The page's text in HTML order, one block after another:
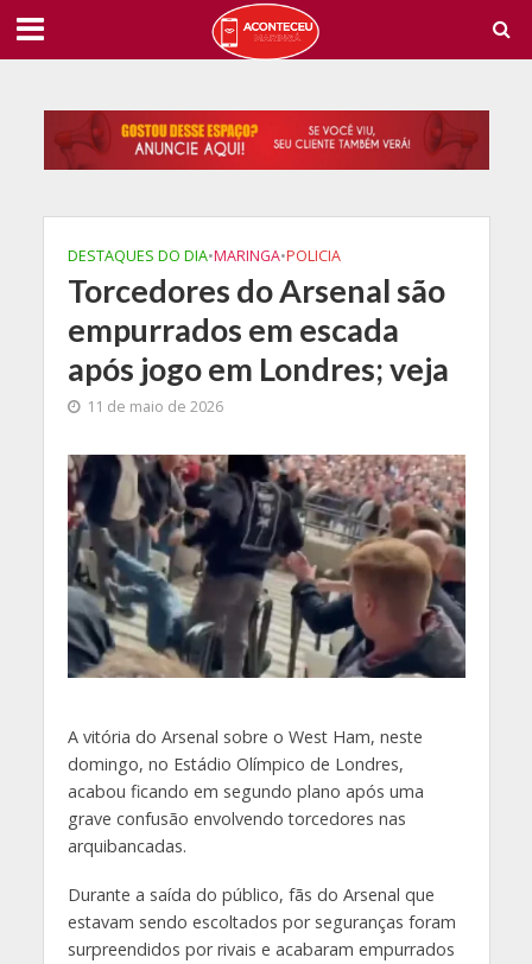
DESTAQUES DO DIA•MARINGA•POLICIA
Torcedores do Arsenal são
empurrados em escada
após jogo em Londres; veja
11 de maio de 2026
Avitória do Arsenal sobre o West Ham, neste
domingo, no Estádio Olímpico de Londres,
acabou ficando em segundo plano após uma
grave confusão envolvendo torcedores nas
arquibancadas.
Durante a saída do público, fãs do Arsenal que
estavam sendo escoltados por seguranças foram
surpreendidos por rivais e acabaram empurrados